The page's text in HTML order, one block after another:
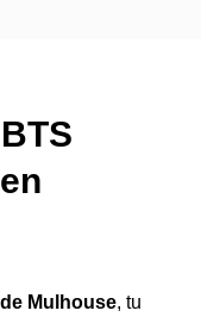
Mulhouse, tu